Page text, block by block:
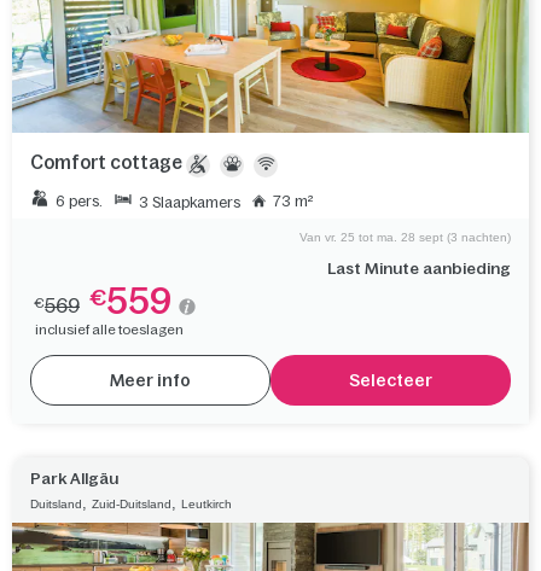
Comfort cottage
6 pers. 3 Slaapkamers 73 m²
Last Minute aanbieding
Van vr. 25 tot ma. 28 sept (3 nachten)
€569 €559
inclusief alle toeslagen
Meer info Selecteer
Park Allgäu
Duitsland Zuid-Duitsland Leutkirch